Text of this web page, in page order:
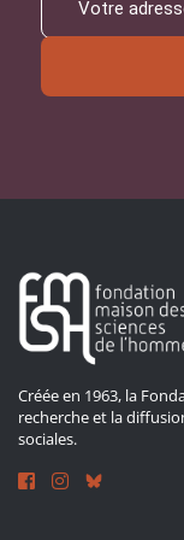
Créée en 1963, la
recherche et la
sociales.